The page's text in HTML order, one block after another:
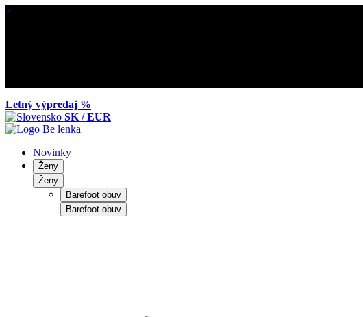
×
Letný výpredaj %
SK / EUR
Novinky
Ženy
Ženy
Barefoot obuv
Barefoot obuv